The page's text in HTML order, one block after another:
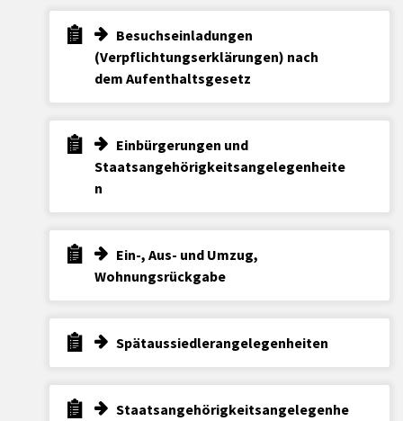
Besuchseinladungen
(Verpflichtungserklärungen) nach
dem Aufenthaltsgesetz
Einbürgerungen und
Staatsangehörigkeitsangelegenheite
n
Ein-, Aus- und Umzug,
Wohnungsrückgabe
Spätaussiedlerangelegenheiten
Staatsangehörigkeitsangelegenhe